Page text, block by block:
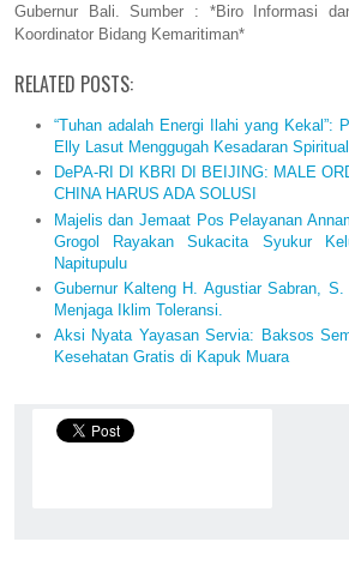
Gubernur Bali. Sumber : *Biro Informasi
Koordinator Bidang Kemaritiman*
RELATED POSTS:
“Tuhan adalah Energi Ilahi yang Kekal”:
Elly Lasut Menggugah Kesadaran
DePA-RI DI KBRI DI BEIJING: MALE
CHINA HARUS ADA SOLUSI
Majelis dan Jemaat Pos Pelayanan
Grogol Rayakan Sukacita Syukur
Napitupulu
Gubernur Kalteng H. Agustiar Sabran,
Menjaga Iklim Toleransi.
Aksi Nyata Yayasan Servia: Baksos
Kesehatan Gratis di Kapuk Muara